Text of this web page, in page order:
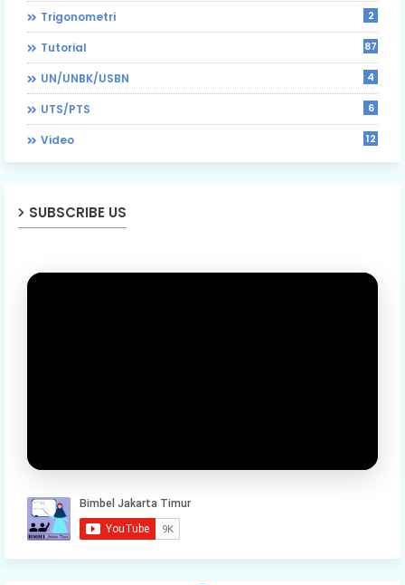
Trigonometri 2
Tutorial 87
UN/UNBK/USBN 4
UTS/PTS 6
Video 12
SUBSCRIBE US